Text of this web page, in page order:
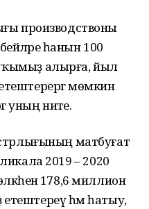
производствоны
һанын 100
ҡымыҙ алырға, йыл
мөмкин
уның ниәте.
матбуғат
2019 – 2020
178,6 миллион
һәм һатыу,